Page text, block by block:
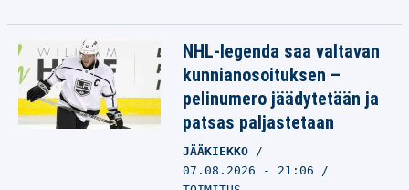
NHL-legenda saa valtavan
kunnianosoituksen –
pelinumero jäädytetään ja
patsas paljastetaan
JÄÄKIEKKO
07.08.2026 - 21:06